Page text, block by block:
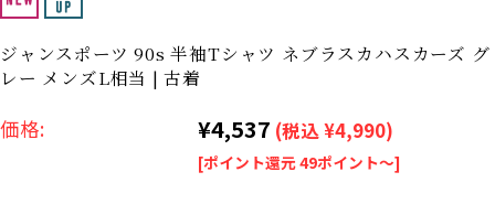
ナ行
スウェット セーター
ジャンスポーツ 90s 半袖Tシャツ ネブラスカハスカーズ グ
レー メンズL相当 | 古着
価格: ¥4,537 (税込 ¥4,990)
[ポイント還元 49ポイント～]